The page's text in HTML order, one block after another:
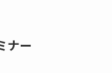
ナー